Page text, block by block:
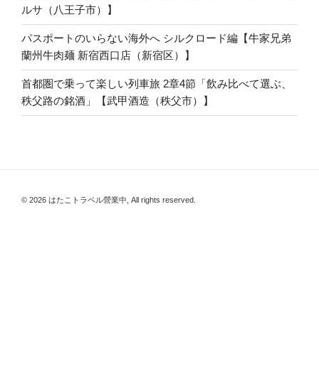
ルサ（八王子市）】
パスポートのいらない海外へ シルクロード編【牛家兄弟
蘭州牛肉麺 新宿西口店（新宿区）】
首都圏で乗って楽しい列車旅 2章4節「飲み比べて選ぶ、
秩父路の銘酒」【武甲酒造（秩父市）】
© 2026 はたこトラベル營業中, All rights reserved.